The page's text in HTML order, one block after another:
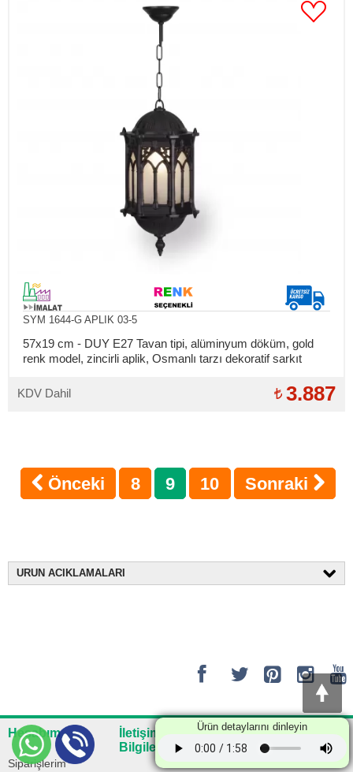
SYM 1644-G APLIK 03-5
57x19 cm - DUY E27 Tavan tipi, alüminyum döküm, gold
renk model, zincirli aplik, Osmanlı tarzı dekoratif sarkıt
KDV Dahil
3.887
Önceki 8 9 10 Sonraki
URUN ACIKLAMALARI
Ürün detaylarını dinleyin
Hesabım
Siparişlerim
İletişim
Bilgilerimiz
Kurumsal
Hakkımızda